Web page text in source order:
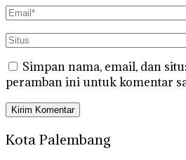
Simpan nama, email, dan
peramban ini untuk komentar
Kota Palembang